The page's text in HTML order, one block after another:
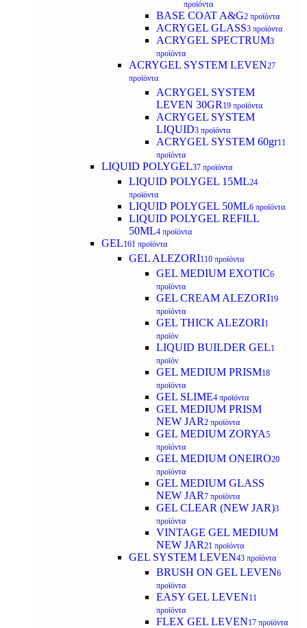
προϊόντα
BASE COAT A&G2 προϊόντα
ACRYGEL GLASS3 προϊόντα
ACRYGEL SPECTRUM3
προϊόντα
ACRYGEL SYSTEM LEVEN27
προϊόντα
ACRYGEL SYSTEM
LEVEN 30GR 19 προϊόντα
ACRYGEL SYSTEM
LIQUID3 προϊόντα
ACRYGEL SYSTEM 60gr11
προϊόντα
LIQUID POLYGEL37 προϊόντα
LIQUID POLYGEL 15ML24
προϊόντα
LIQUID POLYGEL 50ML6 προϊόντα
LIQUID POLYGEL REFILL
50ML4 προϊόντα
GEL161 προϊόντα
GEL ALEZORI110 προϊόντα
GEL MEDIUM EXOTIC6
προϊόντα
GEL CREAM ALEZORI19
προϊόντα
GEL THICK ALEZORI1
προϊόν
LIQUID BUILDER GEL1
προϊόν
GEL MEDIUM PRISM18
προϊόντα
GEL SLIME4 προϊόντα
GEL MEDIUM PRISM
NEW JAR2 προϊόντα
GEL MEDIUM ZORYA5
προϊόντα
GEL MEDIUM ONEIRO20
προϊόντα
GEL MEDIUM GLASS
NEW JAR7 προϊόντα
GEL CLEAR (NEW JAR)3
προϊόντα
VINTAGE GEL MEDIUM
NEW JAR21 προϊόντα
GEL SYSTEM LEVEN43 προϊόντα
BRUSH ON GEL LEVEN6
προϊόντα
EASY GEL LEVEN11
προϊόντα
FLEX GEL LEVEN17 προϊόντα